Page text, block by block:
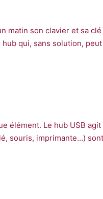
matin son clavier et sa
qui, sans solution,
élément. Le hub USB agit
souris, imprimante…)